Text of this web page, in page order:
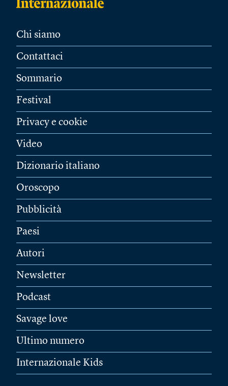
Chi siamo
Contattaci
Sommario
Festival
Privacy e cookie
Video
Dizionario italiano
Oroscopo
Pubblicità
Paesi
Autori
Newsletter
Podcast
Savage love
Ultimo numero
Internazionale Kids